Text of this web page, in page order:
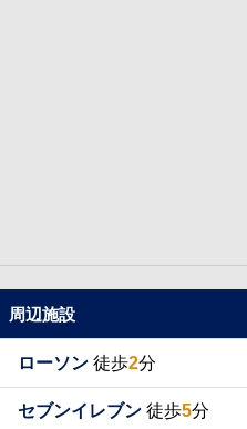
周辺施設
ローソン 徒歩2分
セブンイレブン 徒歩5分